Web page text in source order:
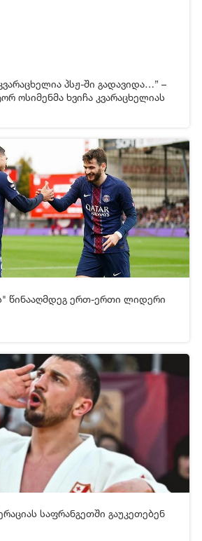
პსჟ-ში გადავიდა…” –
ოსიმენმა ხვიჩა კვარაცხელიას
წინააღმდეგ ერთ-ერთი ლიდერი
საფრანგეთში გაუკეთებენ